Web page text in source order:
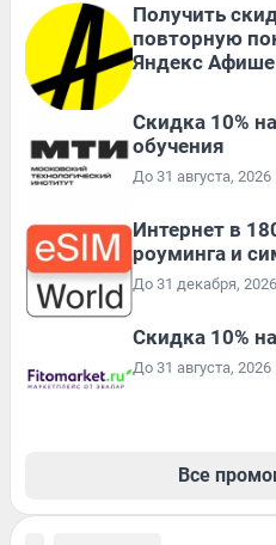
Получить
повторную
Яндекс Афише
Скидка 10%
обучения
До 31 августа, 2026
Интернет в
роуминга и
До 31 декабря, 2026
Скидка 10%
До 31 августа, 2026
Все